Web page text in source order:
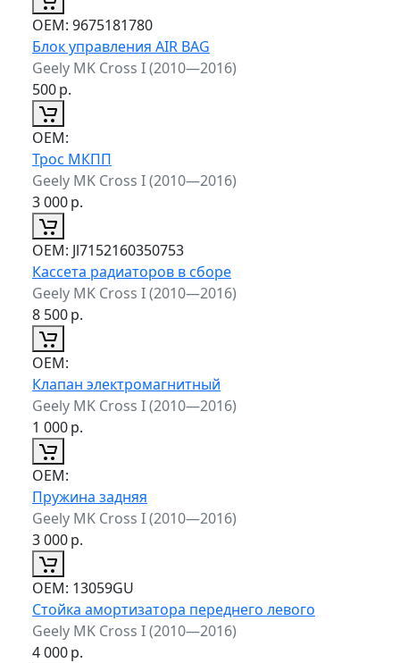
ОЕМ: 9675181780
Блок управления AIR BAG
Geely MK Cross I (2010—2016)
500р.
ОЕМ:
Трос МКПП
Geely MK Cross I (2010—2016)
3 000р.
ОЕМ: Jl7152160350753
Кассета радиаторов в сборе
Geely MK Cross I (2010—2016)
8 500р.
ОЕМ:
Клапан электромагнитный
Geely MK Cross I (2010—2016)
1 000р.
ОЕМ:
Пружина задняя
Geely MK Cross I (2010—2016)
3 000р.
ОЕМ: 13059GU
Стойка амортизатора переднего левого
Geely MK Cross I (2010—2016)
4 000р.